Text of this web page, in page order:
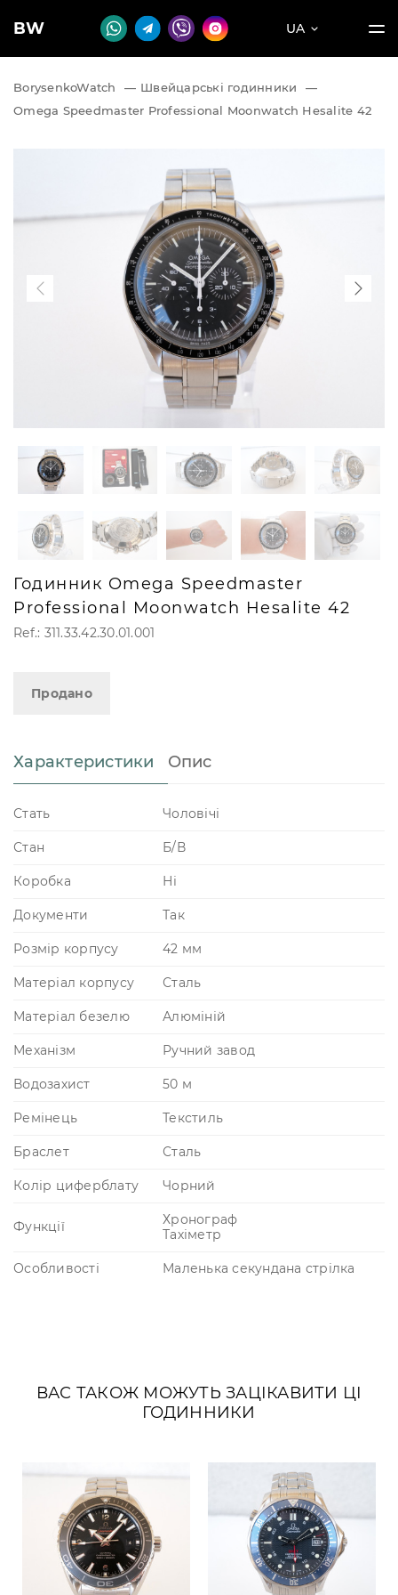
BW UA
BorysenkoWatch — Швейцарські годинники
—
Omega Speedmaster Professional Moonwatch Hesalite 42
Годинник Omega Speedmaster
Professional Moonwatch Hesalite 42
Ref.: 311.33.42.30.01.001
Продано
Характеристики Опис
Стать Чоловічі
Стан Б/В
Коробка Ні
Документи Так
Розмір корпусу 42 мм
Матеріал корпусу Сталь
Матеріал безелю Алюміній
Механізм Ручний завод
Водозахист 50 м
Ремінець Текстиль
Браслет Сталь
Колір циферблату Чорний
Функції
Хронограф
Тахіметр
Особливості Маленька секундана стрілка
ВАС ТАКОЖ МОЖУТЬ ЗАЦІКАВИТИ ЦІ
ГОДИННИКИ